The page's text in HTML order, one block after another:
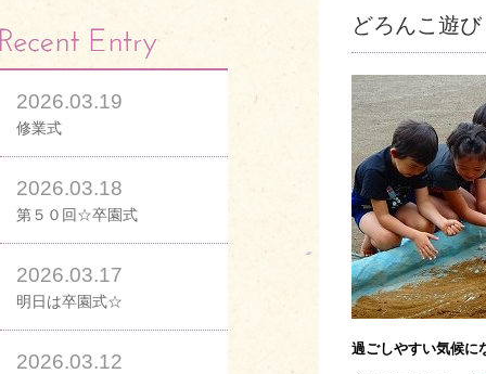
2026.03.19
修業式
2026.03.18
第５０回☆卒園式
2026.03.17
明日は卒園式☆
2026.03.12
どろんこ遊
過ごしやすい気候に